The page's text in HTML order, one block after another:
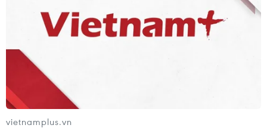
08/08/2026 10:09
Việt Nam nằm trong nhóm 5 quốc gia
có nhiều chuyến bay qua Thái Lan
08/08/2026 06:38
vietnamplus.vn